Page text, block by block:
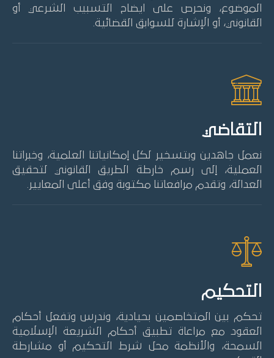
الموضوع، ونحرص على ايضاح التسبيب الشرعي أو
القانوني، أو الإشارة للسوابق القضائية.
التقاضي
نعمل جاهدين وبتسخير لكل إمكانياتنا العلمية، وخبراتنا
العملية، إلى رسم خارطة الطريق القانوني لتحقيق
العدالة، وتقدم مرافعاتنا مكتوبة وفق أعلى المعايير.
التحكيم
تحكم بين المتخاصمين بحيادية، وندرس وتفعل أحكام
العقود مع مراعاة تطبيق أحكام الشريعة الإسلامية
السمحة، والأنظمة محل شرط التحكيم أو مشارطة